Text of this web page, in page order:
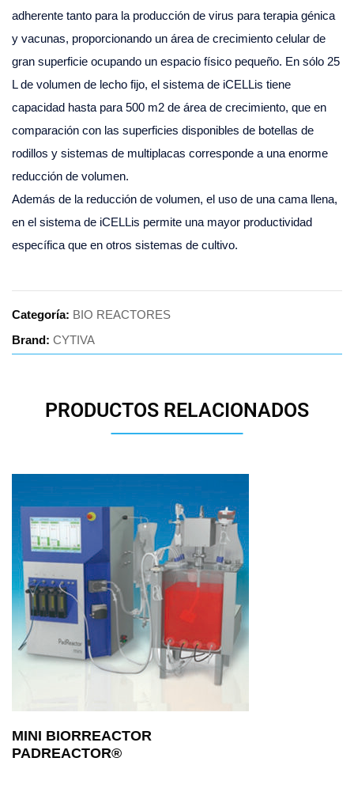
adherente tanto para la producción de virus para terapia génica
y vacunas, proporcionando un área de crecimiento celular de
gran superficie ocupando un espacio físico pequeño. En sólo 25
L de volumen de lecho fijo, el sistema de iCELLis tiene
capacidad hasta para 500 m2 de área de crecimiento, que en
comparación con las superficies disponibles de botellas de
rodillos y sistemas de multiplacas corresponde a una enorme
reducción de volumen.
Además de la reducción de volumen, el uso de una cama llena,
en el sistema de iCELLis permite una mayor productividad
específica que en otros sistemas de cultivo.
Categoría: BIO REACTORES
Brand: CYTIVA
PRODUCTOS RELACIONADOS
MINI BIORREACTOR
PADREACTOR®